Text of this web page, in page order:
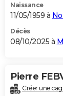
Naissance
11/05/1959 à
Décès
08/10/2025 à
Pierre
Créer une